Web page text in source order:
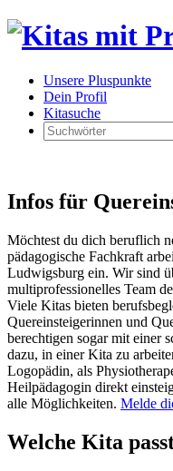
Unsere Pluspunkte
Dein Profil
Kitasuche
Infos für
Möchtest du dich beruflich
pädagogische Fachkraft
Ludwigsburg ein. Wir sind
multiprofessionelles Team
Viele Kitas bieten
Quereinsteigerinnen und
berechtigen sogar mit einer
dazu, in einer Kita zu
Logopädin, als
Heilpädagogin direkt
alle Möglichkeiten. Melde
Welche Kita